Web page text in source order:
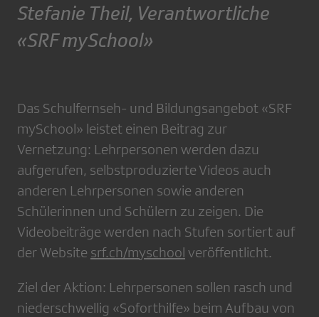
Stefanie Theil, Verantwortliche
«SRF mySchool»
Das Schulfernseh- und Bildungsangebot «SRF
mySchool» leistet einen Beitrag zur
Vernetzung: Lehrpersonen werden dazu
aufgerufen, selbstproduzierte Videos auch
anderen Lehrpersonen sowie anderen
Schülerinnen und Schülern zu zeigen. Die
Videobeiträge werden nach Stufen sortiert auf
der Website srf.ch/myschool veröffentlicht.
Ziel der Aktion: Lehrpersonen sollen rasch und
niederschwellig «Soforthilfe» beim Aufbau von